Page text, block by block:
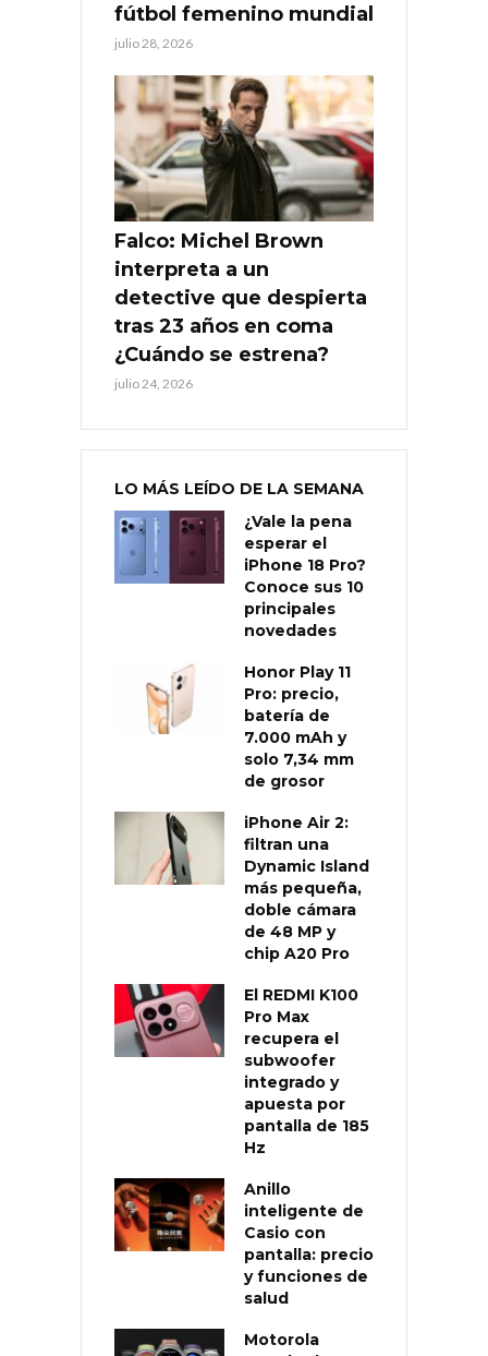
fútbol femenino mundial
julio 28, 2026
Falco: Michel Brown
interpreta a un
detective que despierta
tras 23 años en coma
¿Cuándo se estrena?
julio 24, 2026
LO MÁS LEÍDO DE LA SEMANA
¿Vale la pena
esperar el
iPhone 18 Pro?
Conoce sus 10
principales
novedades
Honor Play 11
Pro: precio,
batería de
7.000 mAh y
solo 7,34 mm
de grosor
iPhone Air 2:
filtran una
Dynamic Island
más pequeña,
doble cámara
de 48 MP y
chip A20 Pro
El REDMI K100
Pro Max
recupera el
subwoofer
integrado y
apuesta por
pantalla de 185
Hz
Anillo
inteligente de
Casio con
pantalla: precio
y funciones de
salud
Motorola